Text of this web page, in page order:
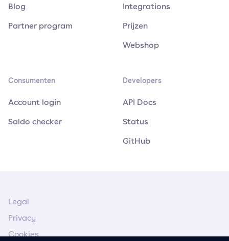
Blog
Partner program
Integrations
Prijzen
Webshop
Consumenten
Account login
Saldo checker
Developers
API Docs
Status
GitHub
Legal
Privacy
Cookies